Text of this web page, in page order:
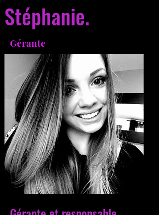
Stéphanie.
Gérante